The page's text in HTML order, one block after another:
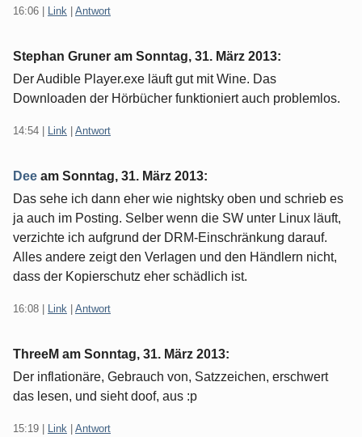
16:06 Link Antwort
Stephan Gruner am Sonntag, 31. März 2013:
Der Audible Player.exe läuft gut mit Wine. Das
Downloaden der Hörbücher funktioniert auch problemlos.
14:54 Link Antwort
Dee am Sonntag, 31. März 2013:
Das sehe ich dann eher wie nightsky oben und schrieb es
ja auch im Posting. Selber wenn die SW unter Linux läuft,
verzichte ich aufgrund der DRM-Einschränkung darauf.
Alles andere zeigt den Verlagen und den Händlern nicht,
dass der Kopierschutz eher schädlich ist.
16:08 Link Antwort
ThreeM am Sonntag, 31. März 2013:
Der inflationäre, Gebrauch von, Satzzeichen, erschwert
das lesen, und sieht doof, aus :p
15:19 Link Antwort